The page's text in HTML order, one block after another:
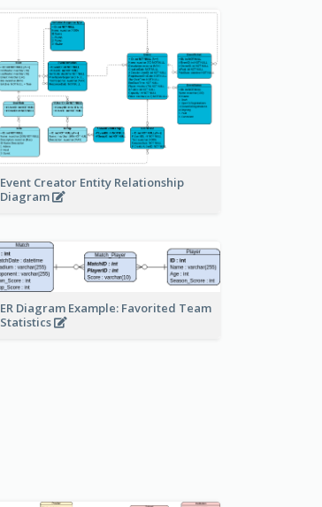
Event Creator Entity Relationship
Diagram
ER Diagram Example: Favorited Team
Statistics